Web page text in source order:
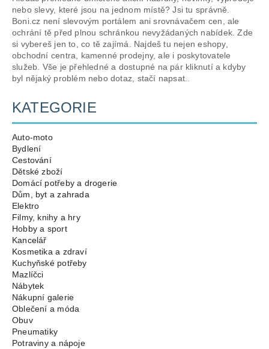
nebo slevy, které jsou na jednom místě? Jsi tu správně.
Boni.cz není slevovým portálem ani srovnávačem cen, ale
ochrání tě před plnou schránkou nevyžádaných nabídek. Zde
si vybereš jen to, co tě zajímá. Najdeš tu nejen eshopy,
obchodní centra, kamenné prodejny, ale i poskytovatele
služeb. Vše je přehledné a dostupné na pár kliknutí a kdyby
byl nějaký problém nebo dotaz, stačí napsat..
KATEGORIE
Auto-moto
Bydlení
Cestování
Dětské zboží
Domácí potřeby a drogerie
Dům, byt a zahrada
Elektro
Filmy, knihy a hry
Hobby a sport
Kancelář
Kosmetika a zdraví
Kuchyňské potřeby
Mazlíčci
Nábytek
Nákupní galerie
Oblečení a móda
Obuv
Pneumatiky
Potraviny a nápoje